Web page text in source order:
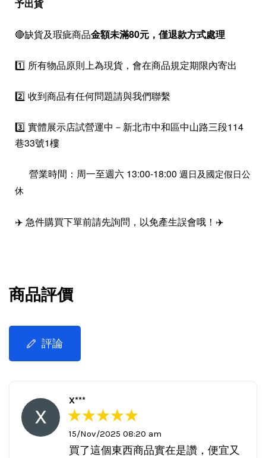
予出貨
🔴缺貨及瑕疵商品金額未滿80元，僅退款方式處理
1️⃣ 所有物品原則上為現貨，會在商品規定期限內寄出
2️⃣ 收到商品有任何問題請與我們聯繫
3️⃣ 實體展示店試營運中－新北市中和區中山路三段114
巷33號1樓
營業時間：周一至週六 13:00-18:00 週日及國定假日公
休
✈️ 急件購買下單前請先詢問，以免產生誤會哦！✈️
商品評價
評論
X***
15/Nov/2025 08:20 am
買了這個東西商品實在是讚，便宜又